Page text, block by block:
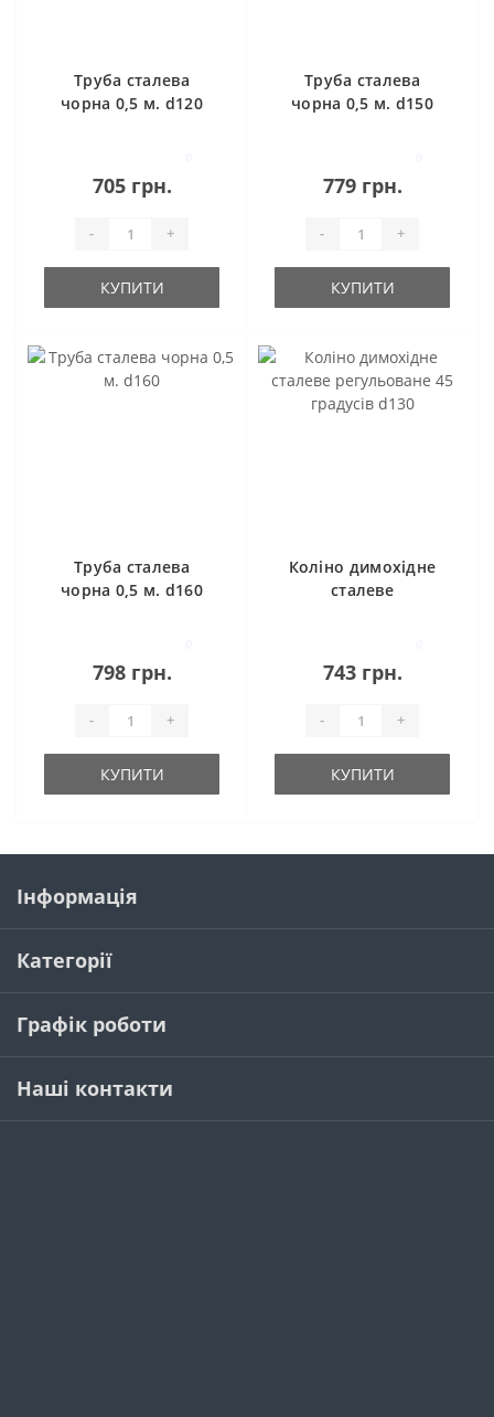
Труба сталева
чорна 0,5 м. d120
705 грн.
- +
КУПИТИ
Труба сталева
чорна 0,5 м. d150
779 грн.
- +
КУПИТИ
Труба сталева
чорна 0,5 м. d160
798 грн.
- +
КУПИТИ
Коліно димохідне
сталеве
743 грн.
- +
КУПИТИ
Інформація
Категорії
Графік роботи
Наші контакти